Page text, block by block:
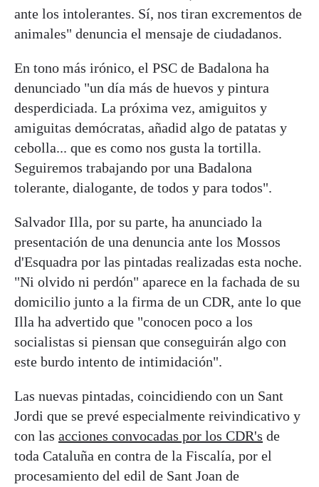
ante los intolerantes. Sí, nos tiran excrementos de
animales" denuncia el mensaje de ciudadanos.
En tono más irónico, el PSC de Badalona ha
denunciado "un día más de huevos y pintura
desperdiciada. La próxima vez, amiguitos y
amiguitas demócratas, añadid algo de patatas y
cebolla... que es como nos gusta la tortilla.
Seguiremos trabajando por una Badalona
tolerante, dialogante, de todos y para todos".
Salvador Illa, por su parte, ha anunciado la
presentación de una denuncia ante los Mossos
d'Esquadra por las pintadas realizadas esta noche.
"Ni olvido ni perdón" aparece en la fachada de su
domicilio junto a la firma de un CDR, ante lo que
Illa ha advertido que "conocen poco a los
socialistas si piensan que conseguirán algo con
este burdo intento de intimidación".
Las nuevas pintadas, coincidiendo con un Sant
Jordi que se prevé especialmente reivindicativo y
con las acciones convocadas por los CDR's de
toda Cataluña en contra de la Fiscalía, por el
procesamiento del edil de Sant Joan de